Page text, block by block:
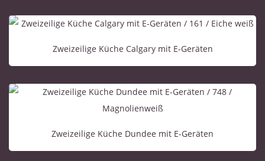
Zweizeilige Küche Calgary mit E-Geräten
Zweizeilige Küche Dundee mit E-Geräten